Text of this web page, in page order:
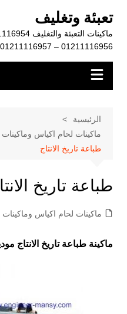
المحتوى
تعبئة وتغليف
01211116956 – 01211116957 – 01211116958
الرئيسية
ماكينات لحام اكياس وماكينات
طباعة تاريخ الانتاج
طباعة تاريخ
ماكينات لحام اكياس وماكينات
ماكينة طباعة تاريخ الانتاج موديل 325 ماركة